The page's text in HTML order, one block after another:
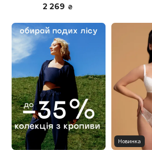
2 269 ₴
Новинка